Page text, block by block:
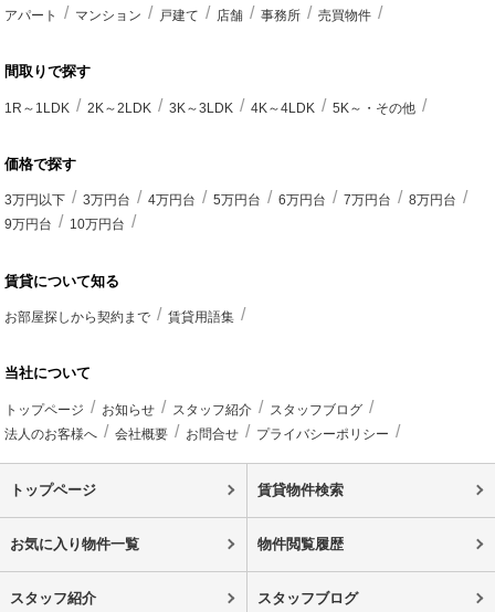
アパート マンション 戸建て 店舗 事務所 売買物件
間取りで探す
1R～1LDK 2K～2LDK 3K～3LDK 4K～4LDK 5K～・その他
価格で探す
3万円以下 3万円台 4万円台 5万円台 6万円台 7万円台
8万円台
9万円台
10万円台
賃貸について知る
お部屋探しから契約まで 賃貸用語集
当社について
トップページ お知らせ スタッフ紹介
スタッフブログ
法人のお客様へ
会社概要 お問合せ プライバシーポリシー
トップページ 賃貸物件検索
お気に入り物件一覧 物件閲覧履歴
スタッフ紹介 スタッフブログ